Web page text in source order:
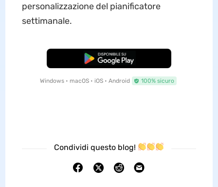
personalizzazione del pianificatore
settimanale.
Download Gratis
Windows • macOS • iOS • Android 100% sicuro
Condividi questo blog!